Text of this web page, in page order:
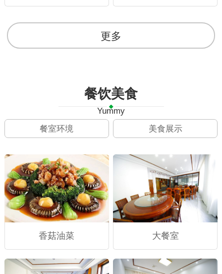
更多
餐饮美食
Yummy
餐室环境
美食展示
香菇油菜 大餐室